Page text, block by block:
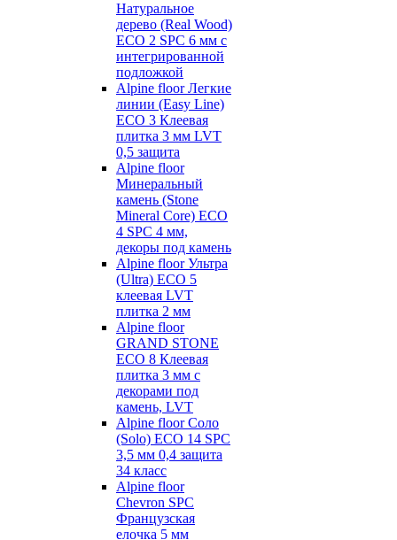
Натуральное
дерево (Real Wood)
ECO 2 SPC 6 мм с
интегрированной
подложкой
Alpine floor Легкие
линии (Easy Line)
ECO 3 Клеевая
плитка 3 мм LVT
0,5 защита
Alpine floor
Минеральный
камень (Stone
Mineral Core) ECO
4 SPC 4 мм,
декоры под камень
Alpine floor Ультра
(Ultra) ECO 5
клеевая LVT
плитка 2 мм
Alpine floor
GRAND STONE
ECO 8 Клеевая
плитка 3 мм с
декорами под
камень, LVT
Alpine floor Соло
(Solo) ECO 14 SPC
3,5 мм 0,4 защита
34 класс
Alpine floor
Chevron SPC
Французская
елочка 5 мм